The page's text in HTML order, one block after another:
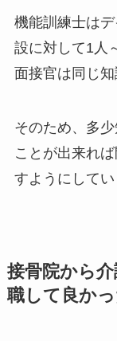
機能訓練士は
設に対して1人
面接官は同じ知
そのため、多
ことが出来れ
すようにしてい
接骨院から
職して良か